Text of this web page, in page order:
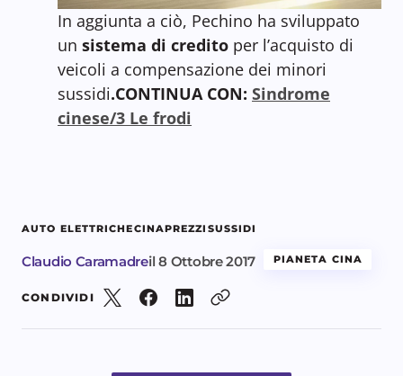
In aggiunta a ciò, Pechino ha sviluppato
un sistema di credito per l’acquisto di
veicoli a compensazione dei minori
sussidi.CONTINUA CON: Sindrome
cinese/3 Le frodi
AUTO ELETTRICHECINAPREZZI SUSSIDI
Claudio Caramadreil 8 Ottobre 2017 PIANETA CINA
CONDIVIDI